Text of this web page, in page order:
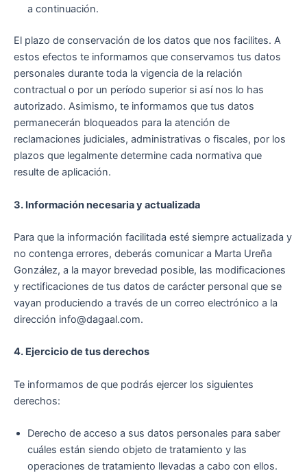
a continuación.
El plazo de conservación de los datos que nos facilites. A
estos efectos te informamos que conservamos tus datos
personales durante toda la vigencia de la relación
contractual o por un período superior si así nos lo has
autorizado. Asimismo, te informamos que tus datos
permanecerán bloqueados para la atención de
reclamaciones judiciales, administrativas o fiscales, por los
plazos que legalmente determine cada normativa que
resulte de aplicación.
3. Información necesaria y actualizada
Para que la información facilitada esté siempre actualizada y
no contenga errores, deberás comunicar a Marta Ureña
González, a la mayor brevedad posible, las modificaciones
y rectificaciones de tus datos de carácter personal que se
vayan produciendo a través de un correo electrónico a la
dirección info@dagaal.com.
4. Ejercicio de tus derechos
Te informamos de que podrás ejercer los siguientes
derechos:
Derecho de acceso a sus datos personales para saber
cuáles están siendo objeto de tratamiento y las
operaciones de tratamiento llevadas a cabo con ellos.